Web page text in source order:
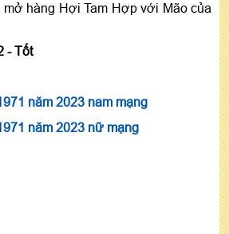
hàng Hợi Tam Hợp với Mão của
- Tốt
năm 2023 nam mạng
năm 2023 nữ mạng